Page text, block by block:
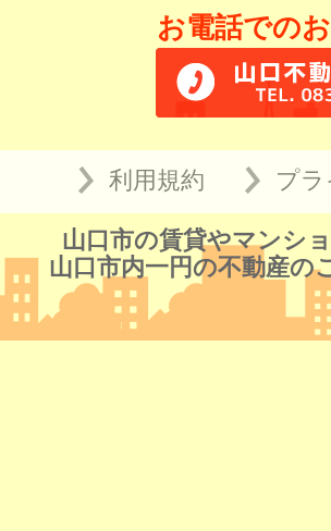
お電話での
利用規約 プ
山口市の賃貸やマンシ
山口市内一円の不動産の